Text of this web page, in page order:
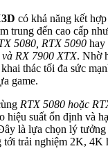
có khả năng kết
trung đến cao cấp như
5080, RTX 5090 hay
RX 7900 XTX. Nhờ
thác tối đa sức
game.
RTX 5080 hoặc
hiệu suất ổn định và
là lựa chọn lý
tới trải nghiệm 2K, 4K